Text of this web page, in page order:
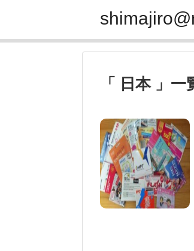
「 日本 」一